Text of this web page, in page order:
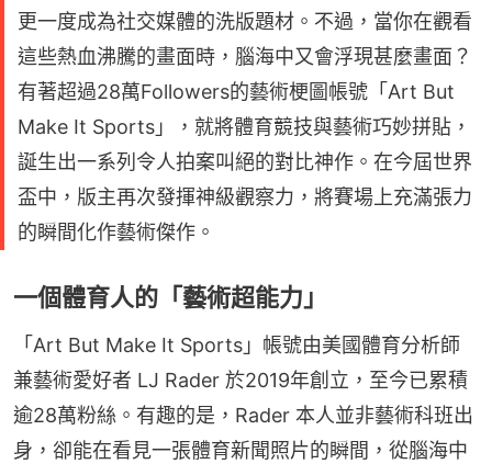
更一度成為社交媒體的洗版題材。不過，當你在觀看
這些熱血沸騰的畫面時，腦海中又會浮現甚麼畫面？
有著超過28萬Followers的藝術梗圖帳號「Art But
Make It Sports」，就將體育競技與藝術巧妙拼貼，
誕生出一系列令人拍案叫絕的對比神作。在今屆世界
盃中，版主再次發揮神級觀察力，將賽場上充滿張力
的瞬間化作藝術傑作。
一個體育人的「藝術超能力」
「Art But Make It Sports」帳號由美國體育分析師
兼藝術愛好者 LJ Rader 於2019年創立，至今已累積
逾28萬粉絲。有趣的是，Rader 本人並非藝術科班出
身，卻能在看見一張體育新聞照片的瞬間，從腦海中